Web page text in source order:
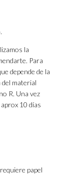
la
Para
depende de la
material
R. Una vez
10 días
papel